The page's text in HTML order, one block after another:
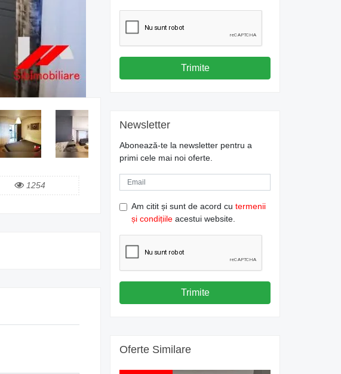
1254
Trimite
Newsletter
Abonează-te la newsletter pentru a
primi cele mai noi oferte.
Am citit și sunt de acord cu termenii
și condițiile acestui website.
Trimite
Oferte Similare